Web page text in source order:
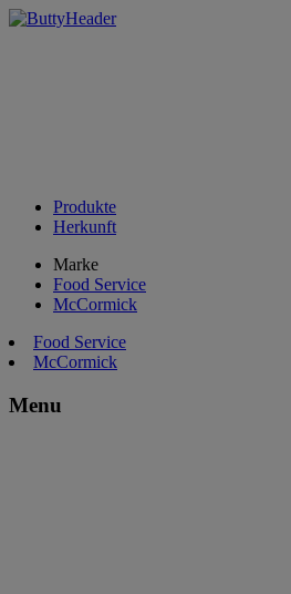
Produkte
Herkunft
Marke
Food Service
McCormick
Food Service
McCormick
Menu